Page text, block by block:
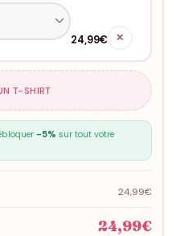
24,99€ ✕
T-SHIRT
-5% sur tout votre
24,99€
24,99€